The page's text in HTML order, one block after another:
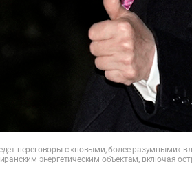
переговоры с «новыми, более разумными»
энергетическим объектам, включая